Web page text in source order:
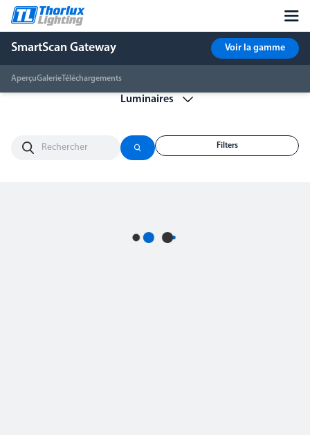
SmartScan Gateway
AperçuGalerie Téléchargements
Voir la gamme
Filters